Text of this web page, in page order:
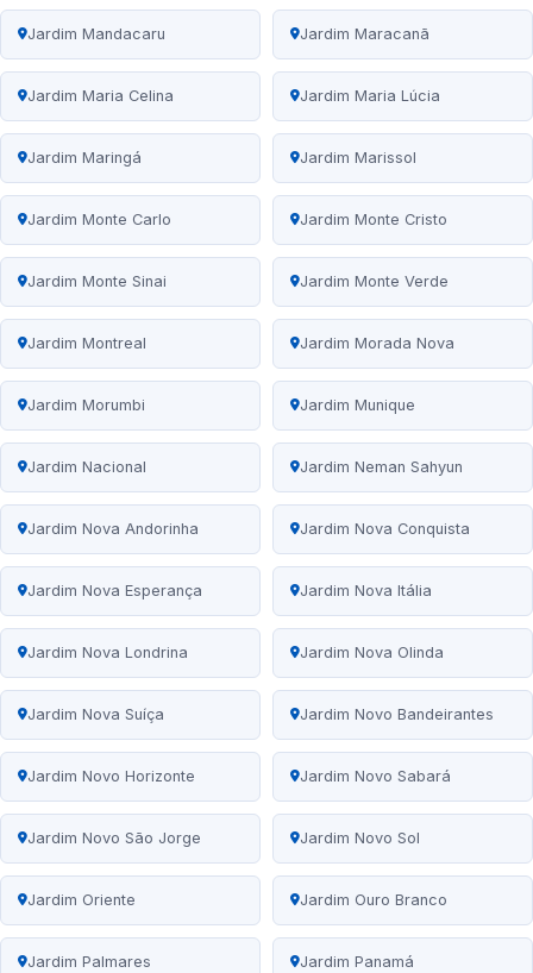
Jardim Mandacaru Jardim Maracanã
Jardim Maria Celina Jardim Maria Lúcia
Jardim Maringá Jardim Marissol
Jardim Monte Carlo Jardim Monte Cristo
Jardim Monte Sinai Jardim Monte Verde
Jardim Montreal Jardim Morada Nova
Jardim Morumbi Jardim Munique
Jardim Nacional Jardim Neman Sahyun
Jardim Nova Andorinha Jardim Nova Conquista
Jardim Nova Esperança Jardim Nova Itália
Jardim Nova Londrina Jardim Nova Olinda
Jardim Nova Suíça Jardim Novo Bandeirantes
Jardim Novo Horizonte Jardim Novo Sabará
Jardim Novo São Jorge Jardim Novo Sol
Jardim Oriente Jardim Ouro Branco
Jardim Palmares Jardim Panamá